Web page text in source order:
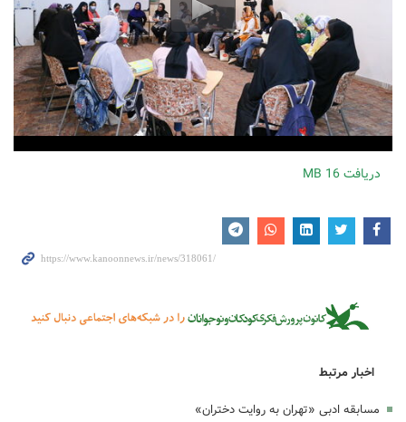
دریافت16 MB
اخبار مرتبط
مسابقه ادبی «تهران به روایت دختران»